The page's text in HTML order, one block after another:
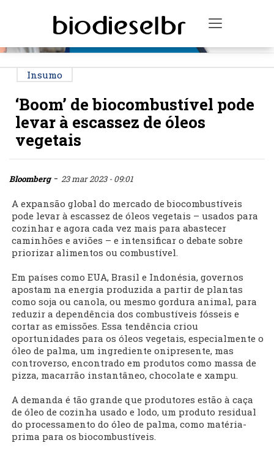
Toggle
Insumo
‘Boom’ de biocombustível pode
levar à escassez de óleos
vegetais
Bloomberg- 23 mar 2023 - 09:01
A expansão global do mercado de biocombustíveis
pode levar à escassez de óleos vegetais – usados para
cozinhar e agora cada vez mais para abastecer
caminhões e aviões – e intensificar o debate sobre
priorizar alimentos ou combustível.
Em países como EUA, Brasil e Indonésia, governos
apostam na energia produzida a partir de plantas
como soja ou canola, ou mesmo gordura animal, para
reduzir a dependência dos combustíveis fósseis e
cortar as emissões. Essa tendência criou
oportunidades para os óleos vegetais, especialmente o
óleo de palma, um ingrediente onipresente, mas
controverso, encontrado em produtos como massa de
pizza, macarrão instantâneo, chocolate e xampu.
A demanda é tão grande que produtores estão à caça
de óleo de cozinha usado e lodo, um produto residual
do processamento do óleo de palma, como matéria-
prima para os biocombustíveis.